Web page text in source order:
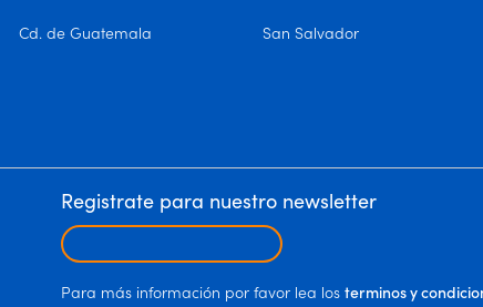
Cd. de Guatemala San Salvador
Registrate para nuestro newsletter
Para más información por favor lea losterminos y